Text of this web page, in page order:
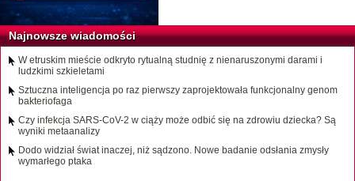
Najnowsze wiadomości
W etruskim mieście odkryto rytualną studnię z nienaruszonymi darami i
ludzkimi szkieletami
Sztuczna inteligencja po raz pierwszy zaprojektowała funkcjonalny genom
bakteriofaga
Czy infekcja SARS-CoV-2 w ciąży może odbić się na zdrowiu dziecka? Są
wyniki metaanalizy
Dodo widział świat inaczej, niż sądzono. Nowe badanie odsłania zmysły
wymarłego ptaka